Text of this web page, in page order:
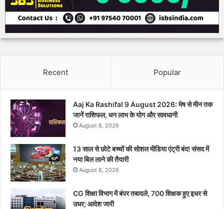
Recent Popular
Aaj Ka Rashifal 9 August 2026: मेष से मीन तक
जानें राशिफल, धन लाभ के योग और सावधानी
August 8, 2026
13 साल से छोटे बच्चों की सोशल मीडिया एंट्री बंद! संसद में
नया बिल लाने की तैयारी
August 8, 2026
CG शिक्षा विभाग में बंपर तबादले, 700 शिक्षक हुए इधर से
उधर; आदेश जारी